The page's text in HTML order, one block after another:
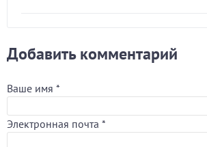
Добавить комментарий
Ваше имя *
Электронная почта *